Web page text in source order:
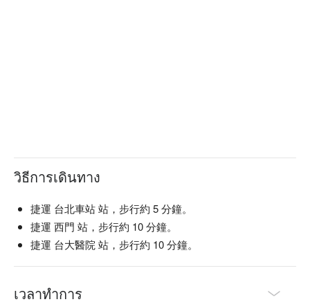
วิธีการเดินทาง
捷運 台北車站 站，步行約 5 分鐘。
捷運 西門 站，步行約 10 分鐘。
捷運 台大醫院 站，步行約 10 分鐘。
เวลาทำการ